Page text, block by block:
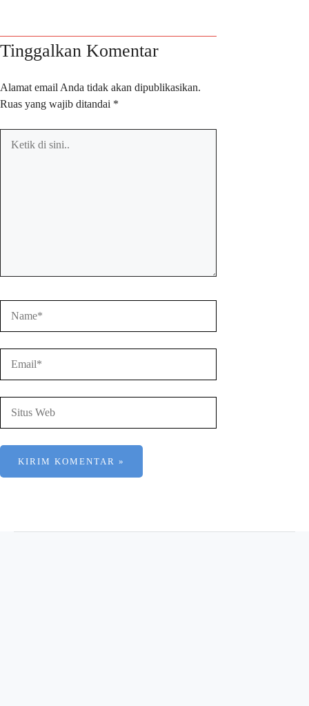
Tinggalkan Komentar
Alamat email Anda tidak akan dipublikasikan.
Ruas yang wajib ditandai *